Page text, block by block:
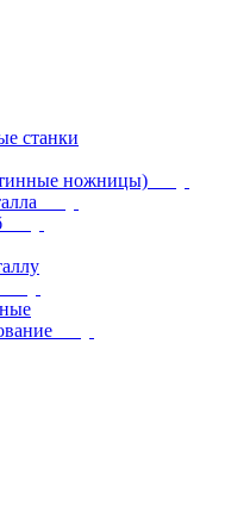
станки
ножницы)